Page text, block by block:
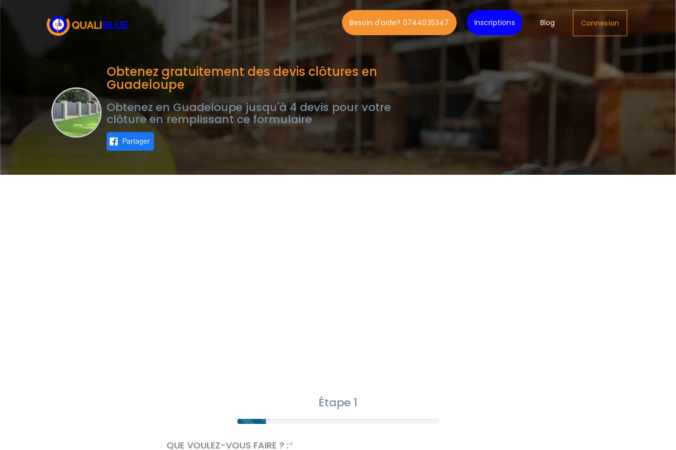
Besoin d'aide? 0744035347 Inscriptions Blog Connexion
Obtenez gratuitement des devis clôtures en
Guadeloupe
Obtenez en Guadeloupe jusqu'à 4 devis pour votre
clôture en remplissant ce formulaire
Partager
Étape 1
QUE VOULEZ-VOUS FAIRE ? :